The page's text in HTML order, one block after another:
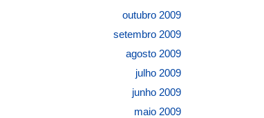
outubro 2009
setembro 2009
agosto 2009
julho 2009
junho 2009
maio 2009